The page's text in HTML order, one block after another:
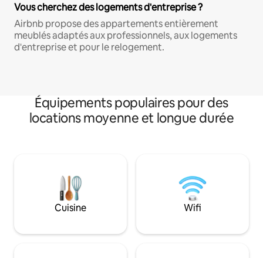
Vous cherchez des logements d'entreprise ?
Airbnb propose des appartements entièrement
meublés adaptés aux professionnels, aux logements
d'entreprise et pour le relogement.
Équipements populaires pour des
locations moyenne et longue durée
Cuisine Wifi